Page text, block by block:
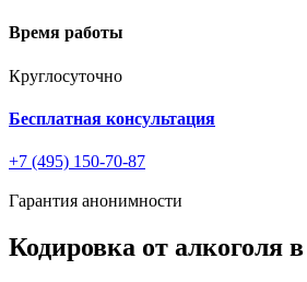
Время работы
Круглосуточно
Бесплатная консультация
+7 (495) 150-70-87
Гарантия анонимности
Кодировка от алкоголя